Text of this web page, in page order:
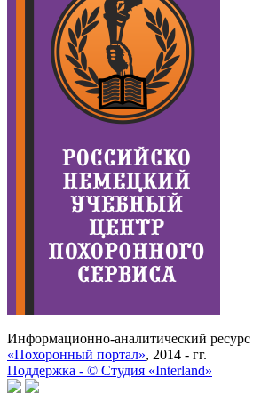
Информационно-аналитический ресурс
«Похоронный портал», 2014 - гг.
Поддержка - © Cтудия «Interland»